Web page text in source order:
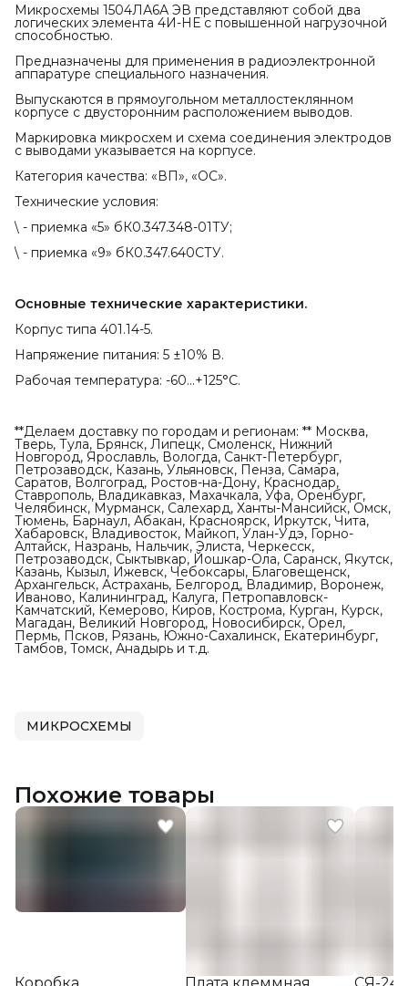
Микросхемы 1504ЛА6А ЭВ представляют собой два
логических элемента 4И-НЕ с повышенной нагрузочной
способностью.
Предназначены для применения в радиоэлектронной
аппаратуре специального назначения.
Выпускаются в прямоугольном металлостеклянном
корпусе с двусторонним расположением выводов.
Маркировка микросхем и схема соединения электродов
с выводами указывается на корпусе.
Категория качества: «ВП», «ОС».
Технические условия:
\ - приемка «5» бК0.347.348-01ТУ;
\ - приемка «9» бК0.347.640СТУ.
Основные технические характеристики.
Корпус типа 401.14-5.
Напряжение питания: 5 ±10% В.
Рабочая температура: -60...+125°С.
**Делаем доставку по городам и регионам: ** Москва,
Тверь, Тула, Брянск, Липецк, Смоленск, Нижний
Новгород, Ярославль, Вологда, Санкт-Петербург,
Петрозаводск, Казань, Ульяновск, Пенза, Самара,
Саратов, Волгоград, Ростов-на-Дону, Краснодар,
Ставрополь, Владикавказ, Махачкала, Уфа, Оренбург,
Челябинск, Мурманск, Салехард, Ханты-Мансийск, Омск,
Тюмень, Барнаул, Абакан, Красноярск, Иркутск, Чита,
Хабаровск, Владивосток, Майкоп, Улан-Удэ, Горно-
Алтайск, Назрань, Нальчик, Элиста, Черкесск,
Петрозаводск, Сыктывкар, Йошкар-Ола, Саранск, Якутск,
Казань, Кызыл, Ижевск, Чебоксары, Благовещенск,
Архангельск, Астрахань, Белгород, Владимир, Воронеж,
Иваново, Калининград, Калуга, Петропавловск-
Камчатский, Кемерово, Киров, Кострома, Курган, Курск,
Магадан, Великий Новгород, Новосибирск, Орел,
Пермь, Псков, Рязань, Южно-Сахалинск, Екатеринбург,
Тамбов, Томск, Анадырь и т.д.
МИКРОСХЕМЫ
Похожие товары